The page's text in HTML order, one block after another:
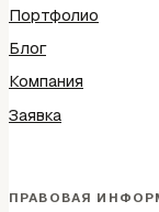
Портфолио
Блог
Компания
Заявка
ПРАВОВАЯ